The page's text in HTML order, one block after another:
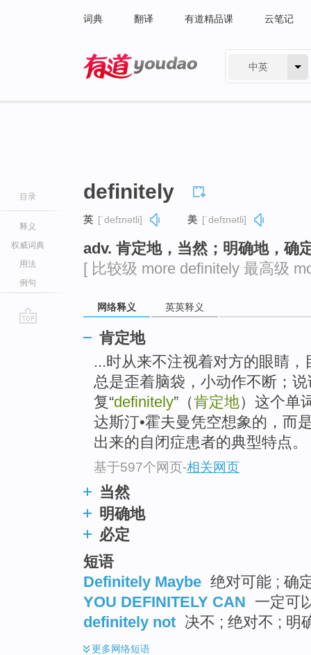
词典 翻译 有道精品课 云笔记
中英
目录
释义
权威词典
用法
例句
definitely
英 [ˈdefɪnətli] 美 [ˈdefɪnətli]
adv. 肯定地，当然；明确地，确
[ 比较级 more definitely 最高级
网络释义 英英释义
肯定地
...时从来不注视着对方的眼睛
总是歪着脑袋，小动作不断；
复“definitely”（肯定地）这个单
达斯汀•霍夫曼凭空想象的，而
出来的自闭症患者的典型特点。
基于597个网页-相关网页
当然
明确地
必定
短语
Definitely Maybe 绝对可能 ; 确
YOU DEFINITELY CAN 一定可
definitely not 决不 ; 绝对不 ; 明
更多网络短语